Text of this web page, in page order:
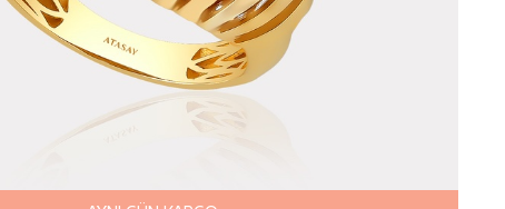
Teslimat
Siparişleriniz "HepsiJet Kargo" ile ücretsiz ve sigortalı
gönderilmektedir.
16:00 arasında verilen siparişler için geçerlidir. Teslimat;